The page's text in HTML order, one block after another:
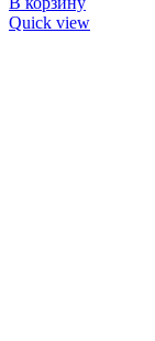
Quick view